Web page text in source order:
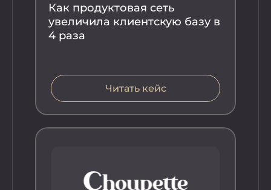
Как продуктовая сеть
увеличила клиентскую базу в
4 раза
Читать кейс